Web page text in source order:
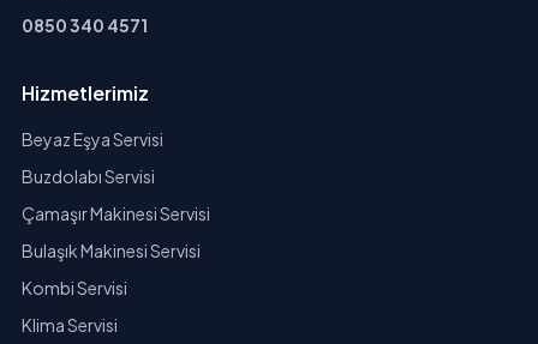
0850 340 4571
Hizmetlerimiz
Beyaz Eşya Servisi
Buzdolabı Servisi
Çamaşır Makinesi Servisi
Bulaşık Makinesi Servisi
Kombi Servisi
Klima Servisi